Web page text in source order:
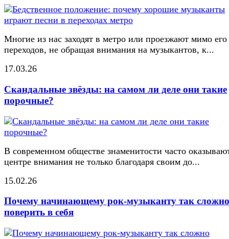
Многие из нас заходят в метро или проезжают мимо его
переходов, не обращая внимания на музыкантов, к...
17.03.26
Скандальные звёзды: на самом ли деле они такие
порочные?
В современном обществе знаменитости часто
центре внимания не только благодаря своим до...
15.02.26
Почему начинающему рок-музыканту так сложно
поверить в себя